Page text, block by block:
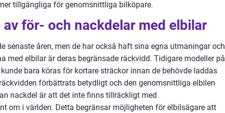
tillgängliga för genomsnittliga bilköpare.
för- och nackdelar med elbilar
senaste åren, men de har också haft sina egna utmaningar och
med elbilar är deras begränsade räckvidd. Tidigare modeller på
bara köras för kortare sträckor innan de behövde laddas
förbättrats betydligt och den genomsnittliga elbilen
nackdel är att det inte finns tillräckligt med
om i världen. Detta begränsar möjligheten för elbilsägare att